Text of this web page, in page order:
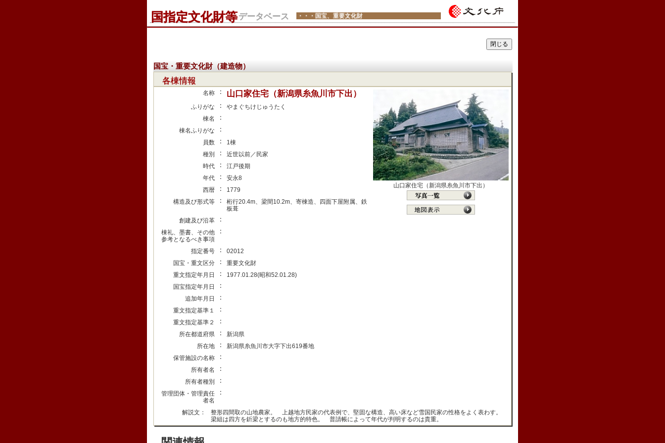
国指定文化財等データベース ・・・国宝、重要文化財
国宝・重要文化財（建造物）
各棟情報
名称 ： 山口家住宅（新潟県糸魚川市下出）
ふりがな ：
やまぐちけじゅうたく
棟名
：
棟名ふりがな ：
員数 ：
1棟
種別
：
近世以前／民家
時代
：
江戸後期
年代
：
安永8
西暦
：
1779
構造及び形式等
：
桁行20.4m、梁間10.2m、寄棟造、四面下屋附属、鉄
板葺
創建及び沿革
：
棟礼、墨書、その他
参考となるべき事項
：
指定番号 ：
02012
国宝・重文区分
：
重要文化財
重文指定年月日
：
1977.01.28(昭和52.01.28)
国宝指定年月日
：
追加年月日 ：
重文指定基準１ ：
重文指定基準２ ：
所在都道府県 ：
新潟県
所在地
：
新潟県糸魚川市大字下出619番地
保管施設の名称
：
所有者名 ：
所有者種別 ：
管理団体・管理責任
者名
：
山口家住宅（新潟県糸魚川市下出）
解説文：
整形四間取の山地農家。 上越地方民家の代表例で、堅固な構造、高い床など雪国民家の性格をよく表わす。
梁組は四方を釿梁とするのも地方的特色。 普請帳によって年代が判明するのは貴重。